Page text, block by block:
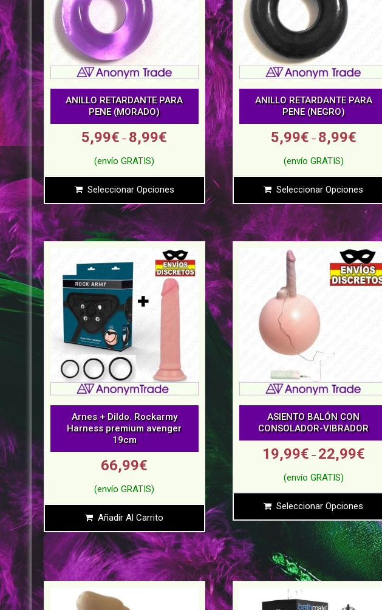
ANILLO RETARDANTE PARA
PENE (MORADO)
5,99€ – 8,99€
Seleccionar Opciones
ANILLO RETARDANTE PARA
PENE (NEGRO)
5,99€ – 8,99€
Seleccionar Opciones
Arnes + Dildo. Rockarmy
Harness premium avenger
19cm
66,99€
Añadir Al Carrito
ASIENTO BALÓN CON
CONSOLADOR-VIBRADOR
19,99€ – 22,99€
Seleccionar Opciones